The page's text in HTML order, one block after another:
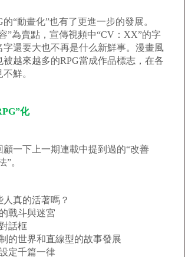
“動畫化”也有了更進一步的發展。
”為賣點，宣傳視頻中“CV：XX”的字
字還要大也不再是什么新鮮事。漫畫風
越來越多的RPG當成作品標志，在各
鮮。
化
顧一下上一期連載中提到過的“改善
”。
的活著嗎？
斗與迷宮
框
界和直線型的故事發展
千篇一律